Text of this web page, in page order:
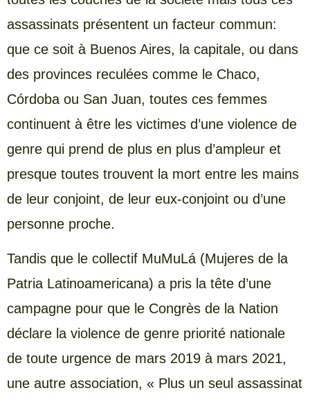
assassinats présentent un facteur commun:
que ce soit à Buenos Aires, la capitale, ou dans
des provinces reculées comme le Chaco,
Córdoba ou San Juan, toutes ces femmes
continuent à être les victimes d’une violence de
genre qui prend de plus en plus d’ampleur et
presque toutes trouvent la mort entre les mains
de leur conjoint, de leur eux-conjoint ou d’une
personne proche.
Tandis que le collectif MuMuLá (Mujeres de la
Patria Latinoamericana) a pris la tête d’une
campagne pour que le Congrès de la Nation
déclare la violence de genre priorité nationale
de toute urgence de mars 2019 à mars 2021,
une autre association, « Plus un seul assassinat